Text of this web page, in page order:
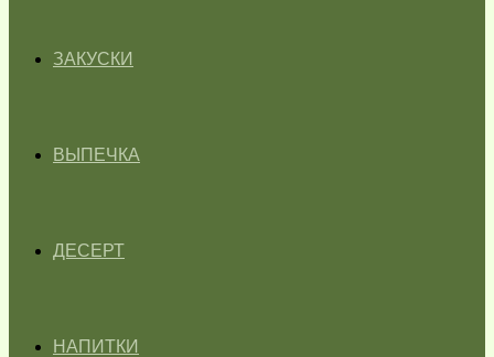
ЗАКУСКИ
ВЫПЕЧКА
ДЕСЕРТ
НАПИТКИ